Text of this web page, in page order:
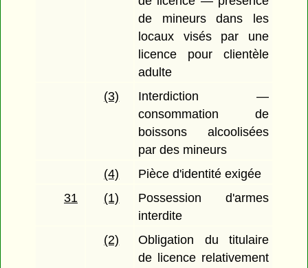
de mineurs dans les
locaux visés par une
licence pour clientèle
adulte
(3)
Interdiction —
consommation de
boissons alcoolisées
par des mineurs
(4)
Pièce d'identité exigée
31
(1)
Possession d'armes
interdite
(2)
Obligation du titulaire
de licence relativement